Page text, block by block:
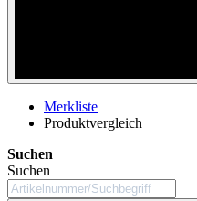
Merkliste
Produktvergleich
Suchen
Suchen